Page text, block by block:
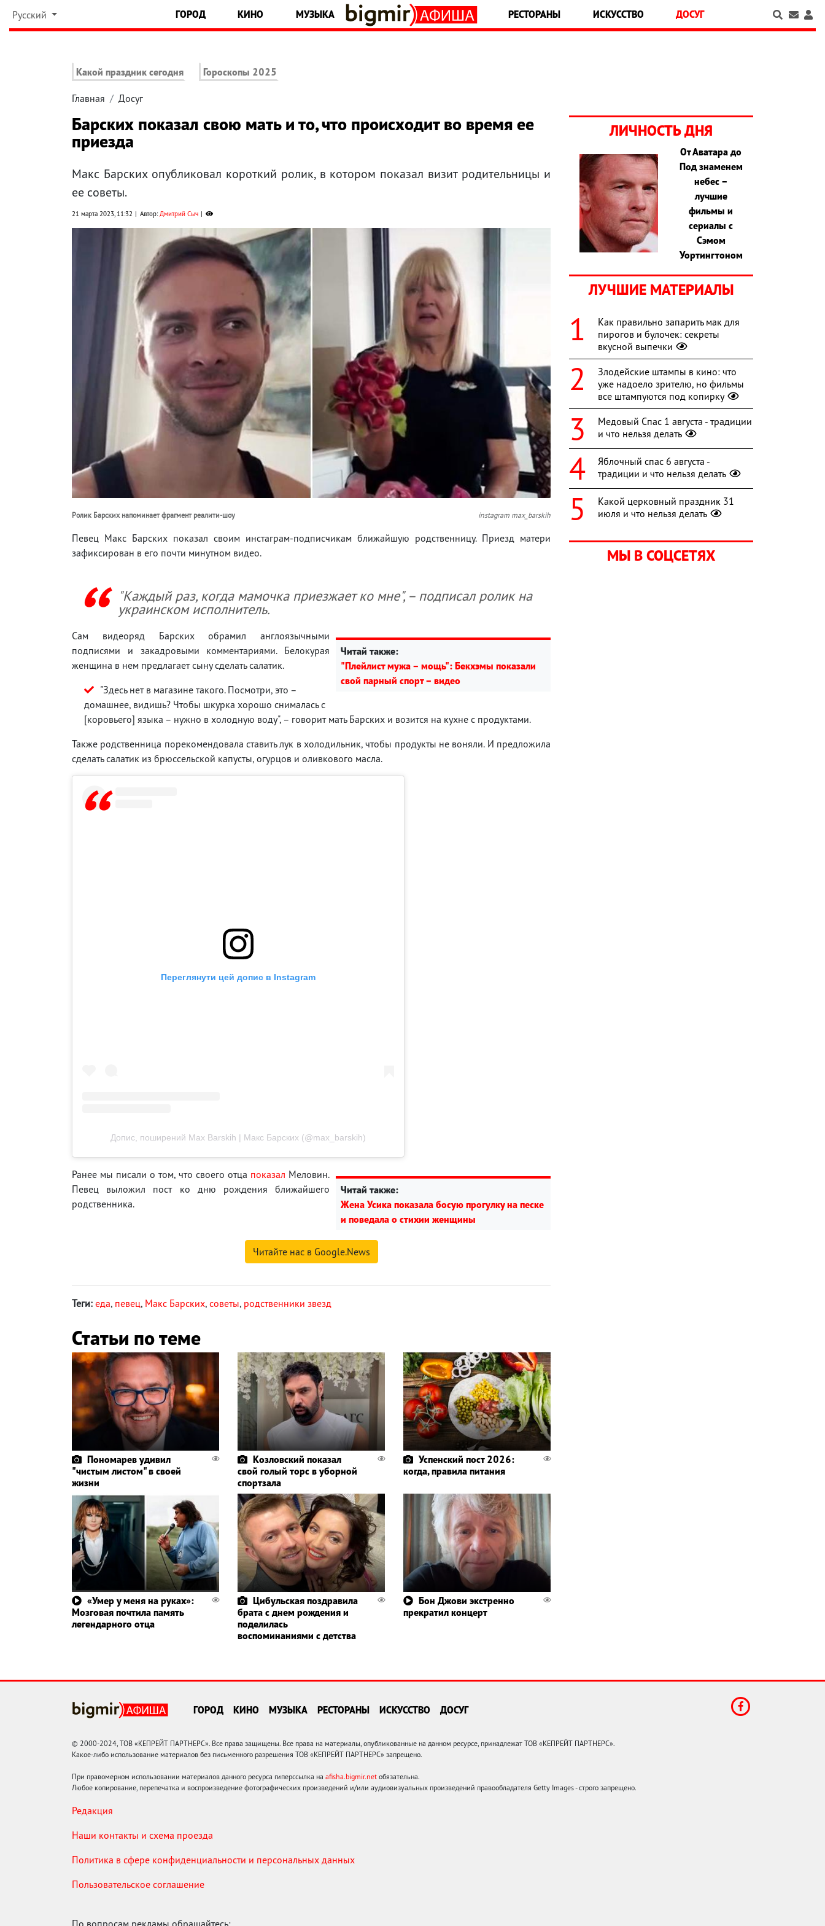
Русский ГОРОД КИНО МУЗЫКА РЕСТОРАНЫ ИСКУССТВО ДОСУГ
Какой праздник сегодня Гороскопы 2025
Главная Досуг
Барских показал свою мать и то, что происходит во время ее
приезда
Макс Барских опубликовал короткий ролик, в котором показал визит родительницы и
ее советы.
21 марта 2023, 11:32 Автор:Дмитрий Сыч
Ролик Барских напоминает фрагмент реалити-шоу instagram max_barskih
Певец Макс Барских показал своим инстаграм-подписчикам ближайшую родственницу. Приезд матери
зафиксирован в его почти минутном видео.
"Каждый раз, когда мамочка приезжает ко мне", – подписал ролик на
украинском исполнитель.
Читай также:
"Плейлист мужа – мощь": Бекхэмы показали
свой парный спорт – видео
Сам видеоряд Барских обрамил англоязычными
подписями и закадровыми комментариями. Белокурая
женщина в нем предлагает сыну сделать салатик.
"Здесь нет в магазине такого. Посмотри, это –
домашнее, видишь? Чтобы шкурка хорошо снималась с
[коровьего] языка – нужно в холодную воду", – говорит мать Барских и возится на кухне с продуктами.
Также родственница порекомендовала ставить лук в холодильник, чтобы продукты не воняли. И предложила
сделать салатик из брюссельской капусты, огурцов и оливкового масла.
Переглянути цей допис в Instagram
Допис, поширений Max Barskih | Макс Барских (@max_barskih)
Читай также:
Жена Усика показала босую прогулку на песке
и поведала о стихии женщины
Ранее мы писали о том, что своего отца показал Меловин.
Певец выложил пост ко дню рождения ближайшего
родственника.
Читайте нас в Google.News
Теги: еда, певец, Макс Барских, советы, родственники звезд
Статьи по теме
Пономарев удивил
"чистым листом" в своей
жизни
Козловский показал
свой голый торс в уборной
спортзала
Успенский пост 2026:
когда, правила питания
«Умер у меня на руках»:
Мозговая почтила память
легендарного отца
Цибульская поздравила
брата с днем ​​рождения и
поделилась
воспоминаниями с детства
Бон Джови экстренно
прекратил концерт
ЛИЧНОСТЬ ДНЯ
От Аватара до
Под знаменем
небес –
лучшие
фильмы и
сериалы с
Сэмом
Уортингтоном
ЛУЧШИЕ МАТЕРИАЛЫ
Как правильно запарить мак для
пирогов и булочек: секреты
вкусной выпечки
Злодейские штампы в кино: что
уже надоело зрителю, но фильмы
все штампуются под копирку
Медовый Спас 1 августа - традиции
и что нельзя делать
Яблочный спас 6 августа -
традиции и что нельзя делать
Какой церковный праздник 31
июля и что нельзя делать
МЫ В СОЦСЕТЯХ
ГОРОД КИНО МУЗЫКА РЕСТОРАНЫ ИСКУССТВО ДОСУГ
© 2000-2024, ТОВ «КЕПРЕЙТ ПАРТНЕРС». Все права защищены. Все права на материалы, опубликованные на данном ресурсе, принадлежат ТОВ «КЕПРЕЙТ ПАРТНЕРС».
Какое-либо использование материалов без письменного разрешения ТОВ «КЕПРЕЙТ ПАРТНЕРС» запрещено.
При правомерном использовании материалов данного ресурса гиперссылка на afisha.bigmir.net обязательна.
Любое копирование, перепечатка и воспроизведение фотографических произведений и/или аудиовизуальных произведений правообладателя Getty Images - строго запрещено.
Редакция
Наши контакты и схема проезда
Политика в сфере конфиденциальности и персональных данных
Пользовательское соглашение